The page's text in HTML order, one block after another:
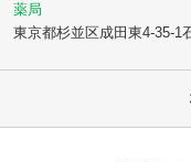
薬局
東京都杉並区成田東4-35-1